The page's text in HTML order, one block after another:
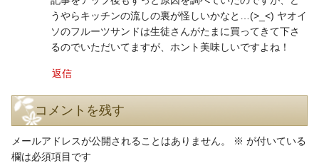
うやらキッチンの流しの裏が怪しいかなと…(>_<) ヤオイ
ソのフルーツサンドは生徒さんがたまに買ってきて下さ
るのでいただいてますが、ホント美味しいですよね！
返信
コメントを残す
メールアドレスが公開されることはありません。 ※ が付いている
欄は必須項目です